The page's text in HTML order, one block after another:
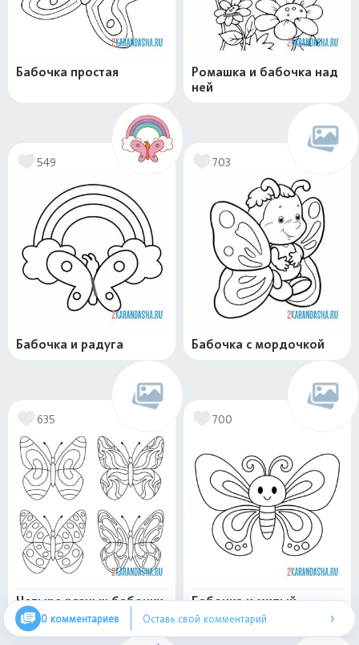
Бабочка простая
Ромашка и бабочка над
ней
549
Бабочка и радуга
703
Бабочка с мордочкой
635
Четыре разных бабочки
700
Бабочка и милый
рисунок
0 комментариев Оставь свой комментарий ›